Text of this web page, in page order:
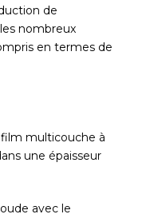
de
nombreux
en termes de
multicouche à
une épaisseur
avec le